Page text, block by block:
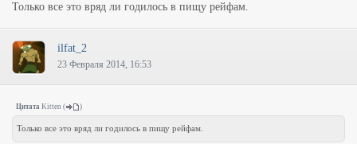
Только все это вряд ли годилось в пищу рейфам.
ilfat_2
23 Февраля 2014, 16:53
Цитата Kitten ( )
Только все это вряд ли годилось в пищу рейфам.